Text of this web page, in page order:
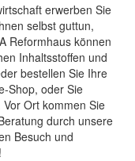
erwerben Sie
selbst guttun,
Reformhaus können
Inhaltsstoffen und
bestellen Sie Ihre
Shop, oder Sie
Ort kommen Sie
durch unsere
Besuch und